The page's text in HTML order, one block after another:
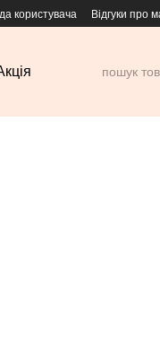
користувача Відгуки про